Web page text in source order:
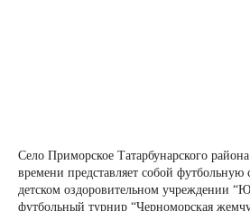
Село Приморское Татарбунарского
времени представляет собой футбольную
детском оздоровительном учреждении
футбольный турнир “Черноморская